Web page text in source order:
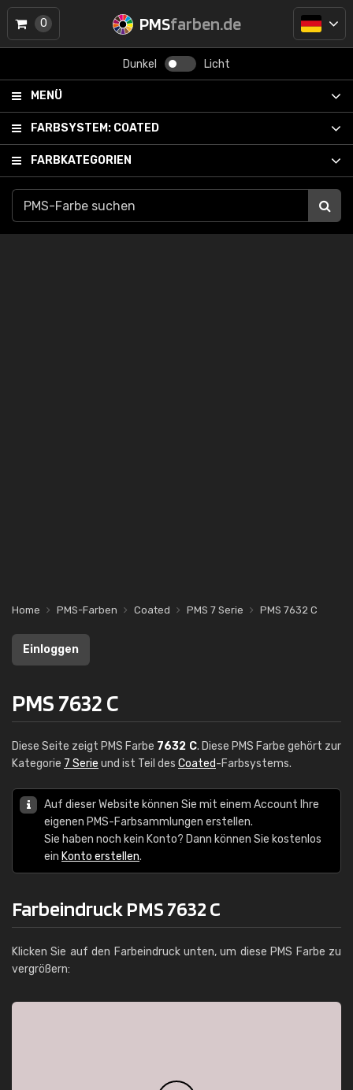
PMSfarben.de
Dunkel Licht
MENÜ
FARBSYSTEM: COATED
FARBKATEGORIEN
0
Home PMS-Farben Coated PMS 7 Serie PMS 7632 C
Einloggen
PMS 7632 C
Diese Seite zeigt PMS Farbe 7632 C. Diese PMS Farbe gehört zur
Kategorie 7 Serie und ist Teil des Coated-Farbsystems.
Auf dieser Website können Sie mit einem Account Ihre
eigenen PMS-Farbsammlungen erstellen.
Sie haben noch kein Konto? Dann können Sie kostenlos
ein Konto erstellen.
Farbeindruck PMS 7632 C
Klicken Sie auf den Farbeindruck unten, um diese PMS Farbe zu
vergrößern: